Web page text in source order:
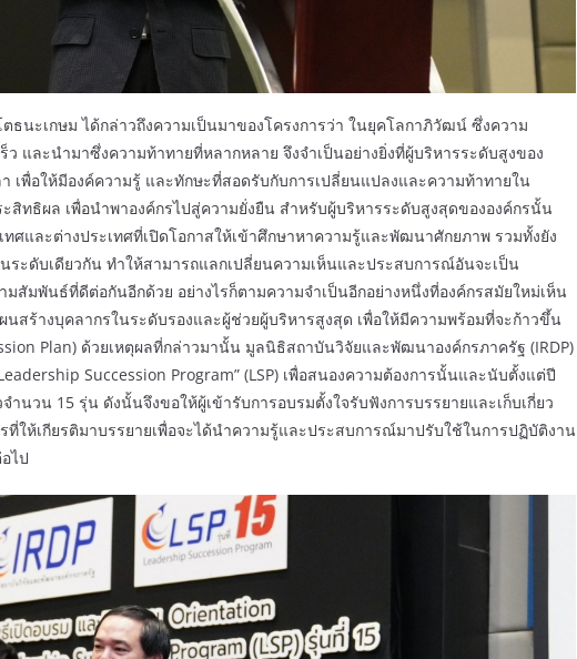
ธนะเกษม ได้กล่าวถึงความเป็นมาของโครงการว่า ในยุคโลกาภิวัฒน์ ซึ่งความ
ว และนำมาซึ่งความท้าทายที่หลากหลาย จึงจำเป็นอย่างยิ่งที่ผู้บริหารระดับสูงของ
เพื่อให้มีองค์ความรู้ และทักษะที่สอดรับกับการเปลี่ยนแปลงและความท้าทายใน
สิทธิผล เพื่อนำพาองค์กรไปสู่ความยั่งยืน สำหรับผู้บริหารระดับสูงสุดขององค์กรนั้น
ศและต่างประเทศที่เปิดโอกาสให้เข้าศึกษาหาความรู้และพัฒนาศักยภาพ รวมทั้งยัง
ระดับเดียวกัน ทำให้สามารถแลกเปลี่ยนความเห็นและประสบการณ์อันจะเป็น
มสัมพันธ์ที่ดีต่อกันอีกด้วย อย่างไรก็ตามความจำเป็นอีกอย่างหนึ่งที่องค์กรสมัยใหม่เห็น
สร้างบุคลากรในระดับรองและผู้ช่วยผู้บริหารสูงสุด เพื่อให้มีความพร้อมที่จะก้าวขึ้น
Plan) ด้วยเหตุผลที่กล่าวมานั้น มูลนิธิสถาบันวิจัยและพัฒนาองค์กรภาครัฐ (IRDP)
Succession Program” (LSP) เพื่อสนองความต้องการนั้นและนับตั้งแต่ปี
ำนวน 15 รุ่น ดังนั้นจึงขอให้ผู้เข้ารับการอบรมตั้งใจรับฟังการบรรยายและเก็บเกี่ยว
ให้เกียรติมาบรรยายเพื่อจะได้นำความรู้และประสบการณ์มาปรับใช้ในการปฏิบัติงาน
ไป